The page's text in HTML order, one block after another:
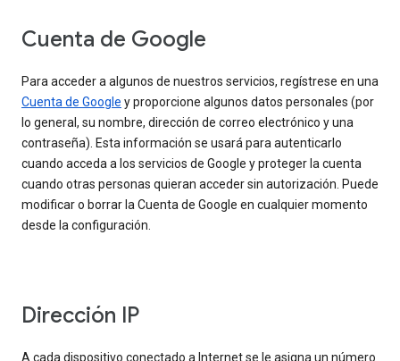
Cuenta de Google
Para acceder a algunos de nuestros servicios, regístrese en una
Cuenta de Google y proporcione algunos datos personales (por
lo general, su nombre, dirección de correo electrónico y una
contraseña). Esta información se usará para autenticarlo
cuando acceda a los servicios de Google y proteger la cuenta
cuando otras personas quieran acceder sin autorización. Puede
modificar o borrar la Cuenta de Google en cualquier momento
desde la configuración.
Dirección IP
A cada dispositivo conectado a Internet se le asigna un número